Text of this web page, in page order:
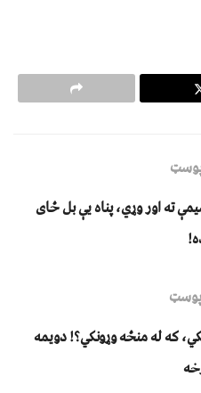
ته اور وړي، پناه یې بل ځای
پوسټ
که له منځه وړونکي؟! دویمه